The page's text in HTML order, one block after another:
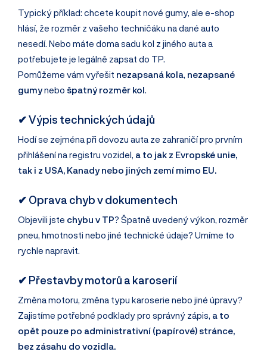
Typický příklad: chcete koupit nové gumy, ale e-shop
hlásí, že rozměr z vašeho techničáku na dané auto
nesedí. Nebo máte doma sadu kol z jiného auta a
potřebujete je legálně zapsat do TP.
Pomůžeme vám vyřešit nezapsaná kola, nezapsané
gumynebo špatný rozměr kol.
✔ Výpis technických údajů
Hodí se zejména při dovozu auta ze zahraničí pro prvním
přihlášení na registru vozidel, a to jak z Evropské unie,
tak i z USA, Kanady nebo jiných zemí mimo EU.
✔ Oprava chyb v dokumentech
Objevili jste chybu v TP? Špatně uvedený výkon, rozměr
pneu, hmotnosti nebo jiné technické údaje? Umíme to
rychle napravit.
✔ Přestavby motorů a karoserií
Změna motoru, změna typu karoserie nebo jiné úpravy?
Zajistíme potřebné podklady pro správný zápis, a to
opět pouze po administrativní (papírové) stránce,
bez zásahu do vozidla.